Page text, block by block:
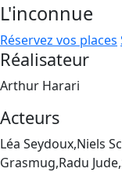
L'inconnue
Réservez vos places
Réalisateur
Arthur Harari
Acteurs
Léa Seydoux,Niels
Grasmug,Radu